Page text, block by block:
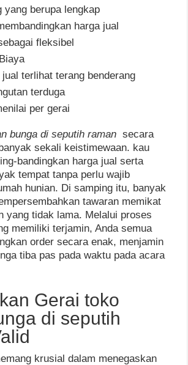
yang berupa lengkap
harga jual
fleksibel
terlihat terang benderang
terduga
per gerai
bunga di seputih raman secara
sekali keistimewaan. kau
bandingkan harga jual serta
tempat tanpa perlu wajib
hunian. Di samping itu, banyak
tawaran memikat
yang tidak lama. Melalui proses
memiliki terjamin, Anda semua
order secara enak, menjamin
tiba pas pada waktu pada acara
Gerai toko
di seputih
krusial dalam menegaskan